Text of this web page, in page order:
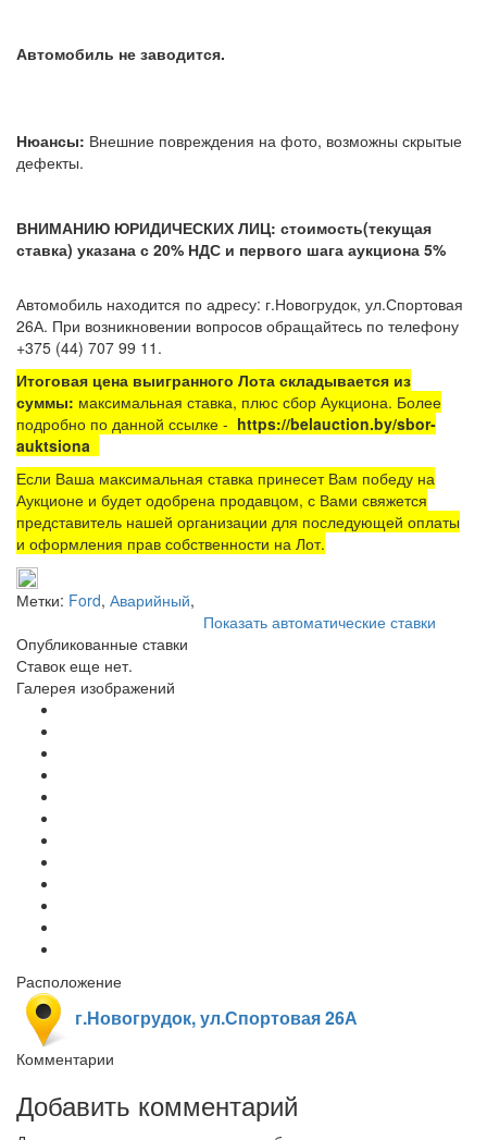
Автомобиль не заводится.
Нюансы: Внешние повреждения на фото, возможны скрытые
дефекты.
ВНИМАНИЮ ЮРИДИЧЕСКИХ ЛИЦ: стоимость(текущая
ставка) указана с 20% НДС и первого шага аукциона 5%
Автомобиль находится по адресу: г.Новогрудок, ул.Спортовая
26А. При возникновении вопросов обращайтесь по телефону
+375 (44) 707 99 11.
Итоговая цена выигранного Лота складывается из
суммы: максимальная ставка, плюс сбор Аукциона. Более
подробно по данной ссылке - https://belauction.by/sbor-
auktsiona
Если Ваша максимальная ставка принесет Вам победу на
Аукционе и будет одобрена продавцом, с Вами свяжется
представитель нашей организации для последующей оплаты
и оформления прав собственности на Лот.
Метки: Ford, Аварийный,
Показать автоматические ставки
Опубликованные ставки
Ставок еще нет.
Галерея изображений
Расположение
г.Новогрудок, ул.Спортовая 26А
Комментарии
Добавить комментарий